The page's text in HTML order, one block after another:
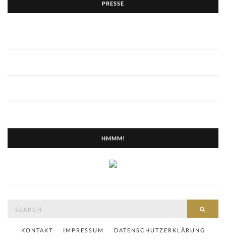
PRESSE
HMMM!
KONTAKT IMPRESSUM DATENSCHUTZERKLÄRUNG